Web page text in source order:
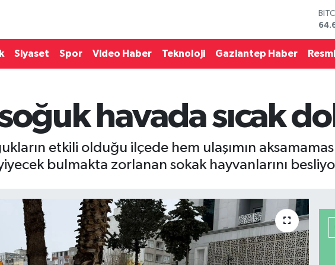
Siyaset Spor Video Haber Teknoloji Gaziantep Haber
havada sıcak
etkili olduğu ilçede hem ulaşımın
bulmakta zorlanan sokak hayvanlarını